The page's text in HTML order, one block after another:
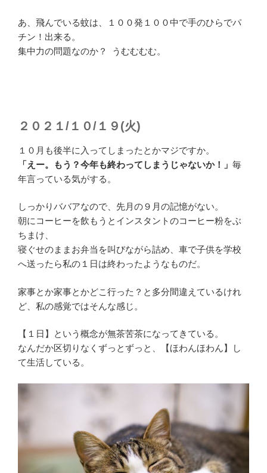
あ、飛んでいる蚊は、１００発１００中で手のひらでパ
チン！出来る。
集中力の問題なのか？ うむむむむ。
２０２１/１０/１９(火)
１０月も後半に入ってしまったとかマジですか。
「えー。もう？今年も終わってしまうじゃないか！」 毎
年言っている気がする。
しっかりババアなので、先月の９月の記憶がない。
朝にコーヒーを飲もうとインスタントのコーヒー粉をぶ
ちまけ、
寝ぐせのままお弁当を叫びながら詰め、車で子供を学校
へ送ったら私の１日は終わったようなものだ。
家事とか家事とかどこ行った？と多分間違えているけれ
ど、私の感覚ではそんな感じ。
【１日】という概念が無茶苦茶になってきている。
なんだか区切りなくずっとずっと、【ほわんほわん】し
て生活している。